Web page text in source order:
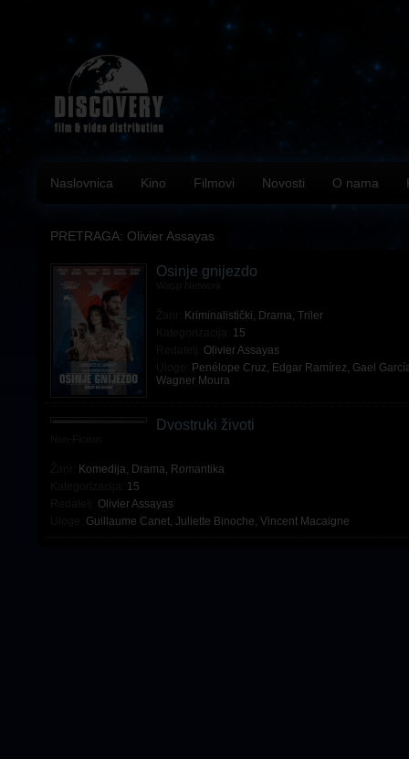
Naslovnica Kino Filmovi Novosti O nama
PRETRAGA: Olivier Assayas
Osinje gnijezdo
Kriminalistički, Drama, Triler
15
Olivier Assayas
Penélope Cruz, Edgar Ramírez, Gael
Wagner Moura
Dvostruki životi
Komedija Drama Romantika
15
Olivier Assayas
Guillaume Canet Juliette Binoche Vincent Macaigne